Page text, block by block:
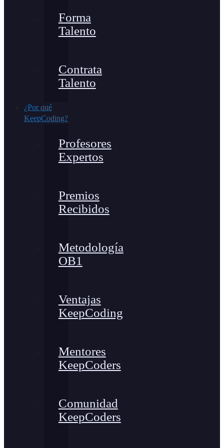
Forma
Talento
Contrata
Talento
¿Por qué
KeepCoding?
Profesores
Expertos
Premios
Recibidos
Metodología
OB1
Ventajas
KeepCoding
Mentores
KeepCoders
Comunidad
KeepCoders